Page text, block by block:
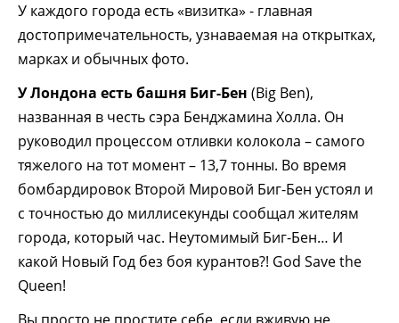
У каждого города есть «визитка» - главная
достопримечательность, узнаваемая на открытках,
марках и обычных фото.
У Лондона есть башня Биг-Бен (Big Ben),
названная в честь сэра Бенджамина Холла. Он
руководил процессом отливки колокола – самого
тяжелого на тот момент – 13,7 тонны. Во время
бомбардировок Второй Мировой Биг-Бен устоял и
с точностью до миллисекунды сообщал жителям
города, который час. Неутомимый Биг-Бен… И
какой Новый Год без боя курантов?! God Save the
Queen!